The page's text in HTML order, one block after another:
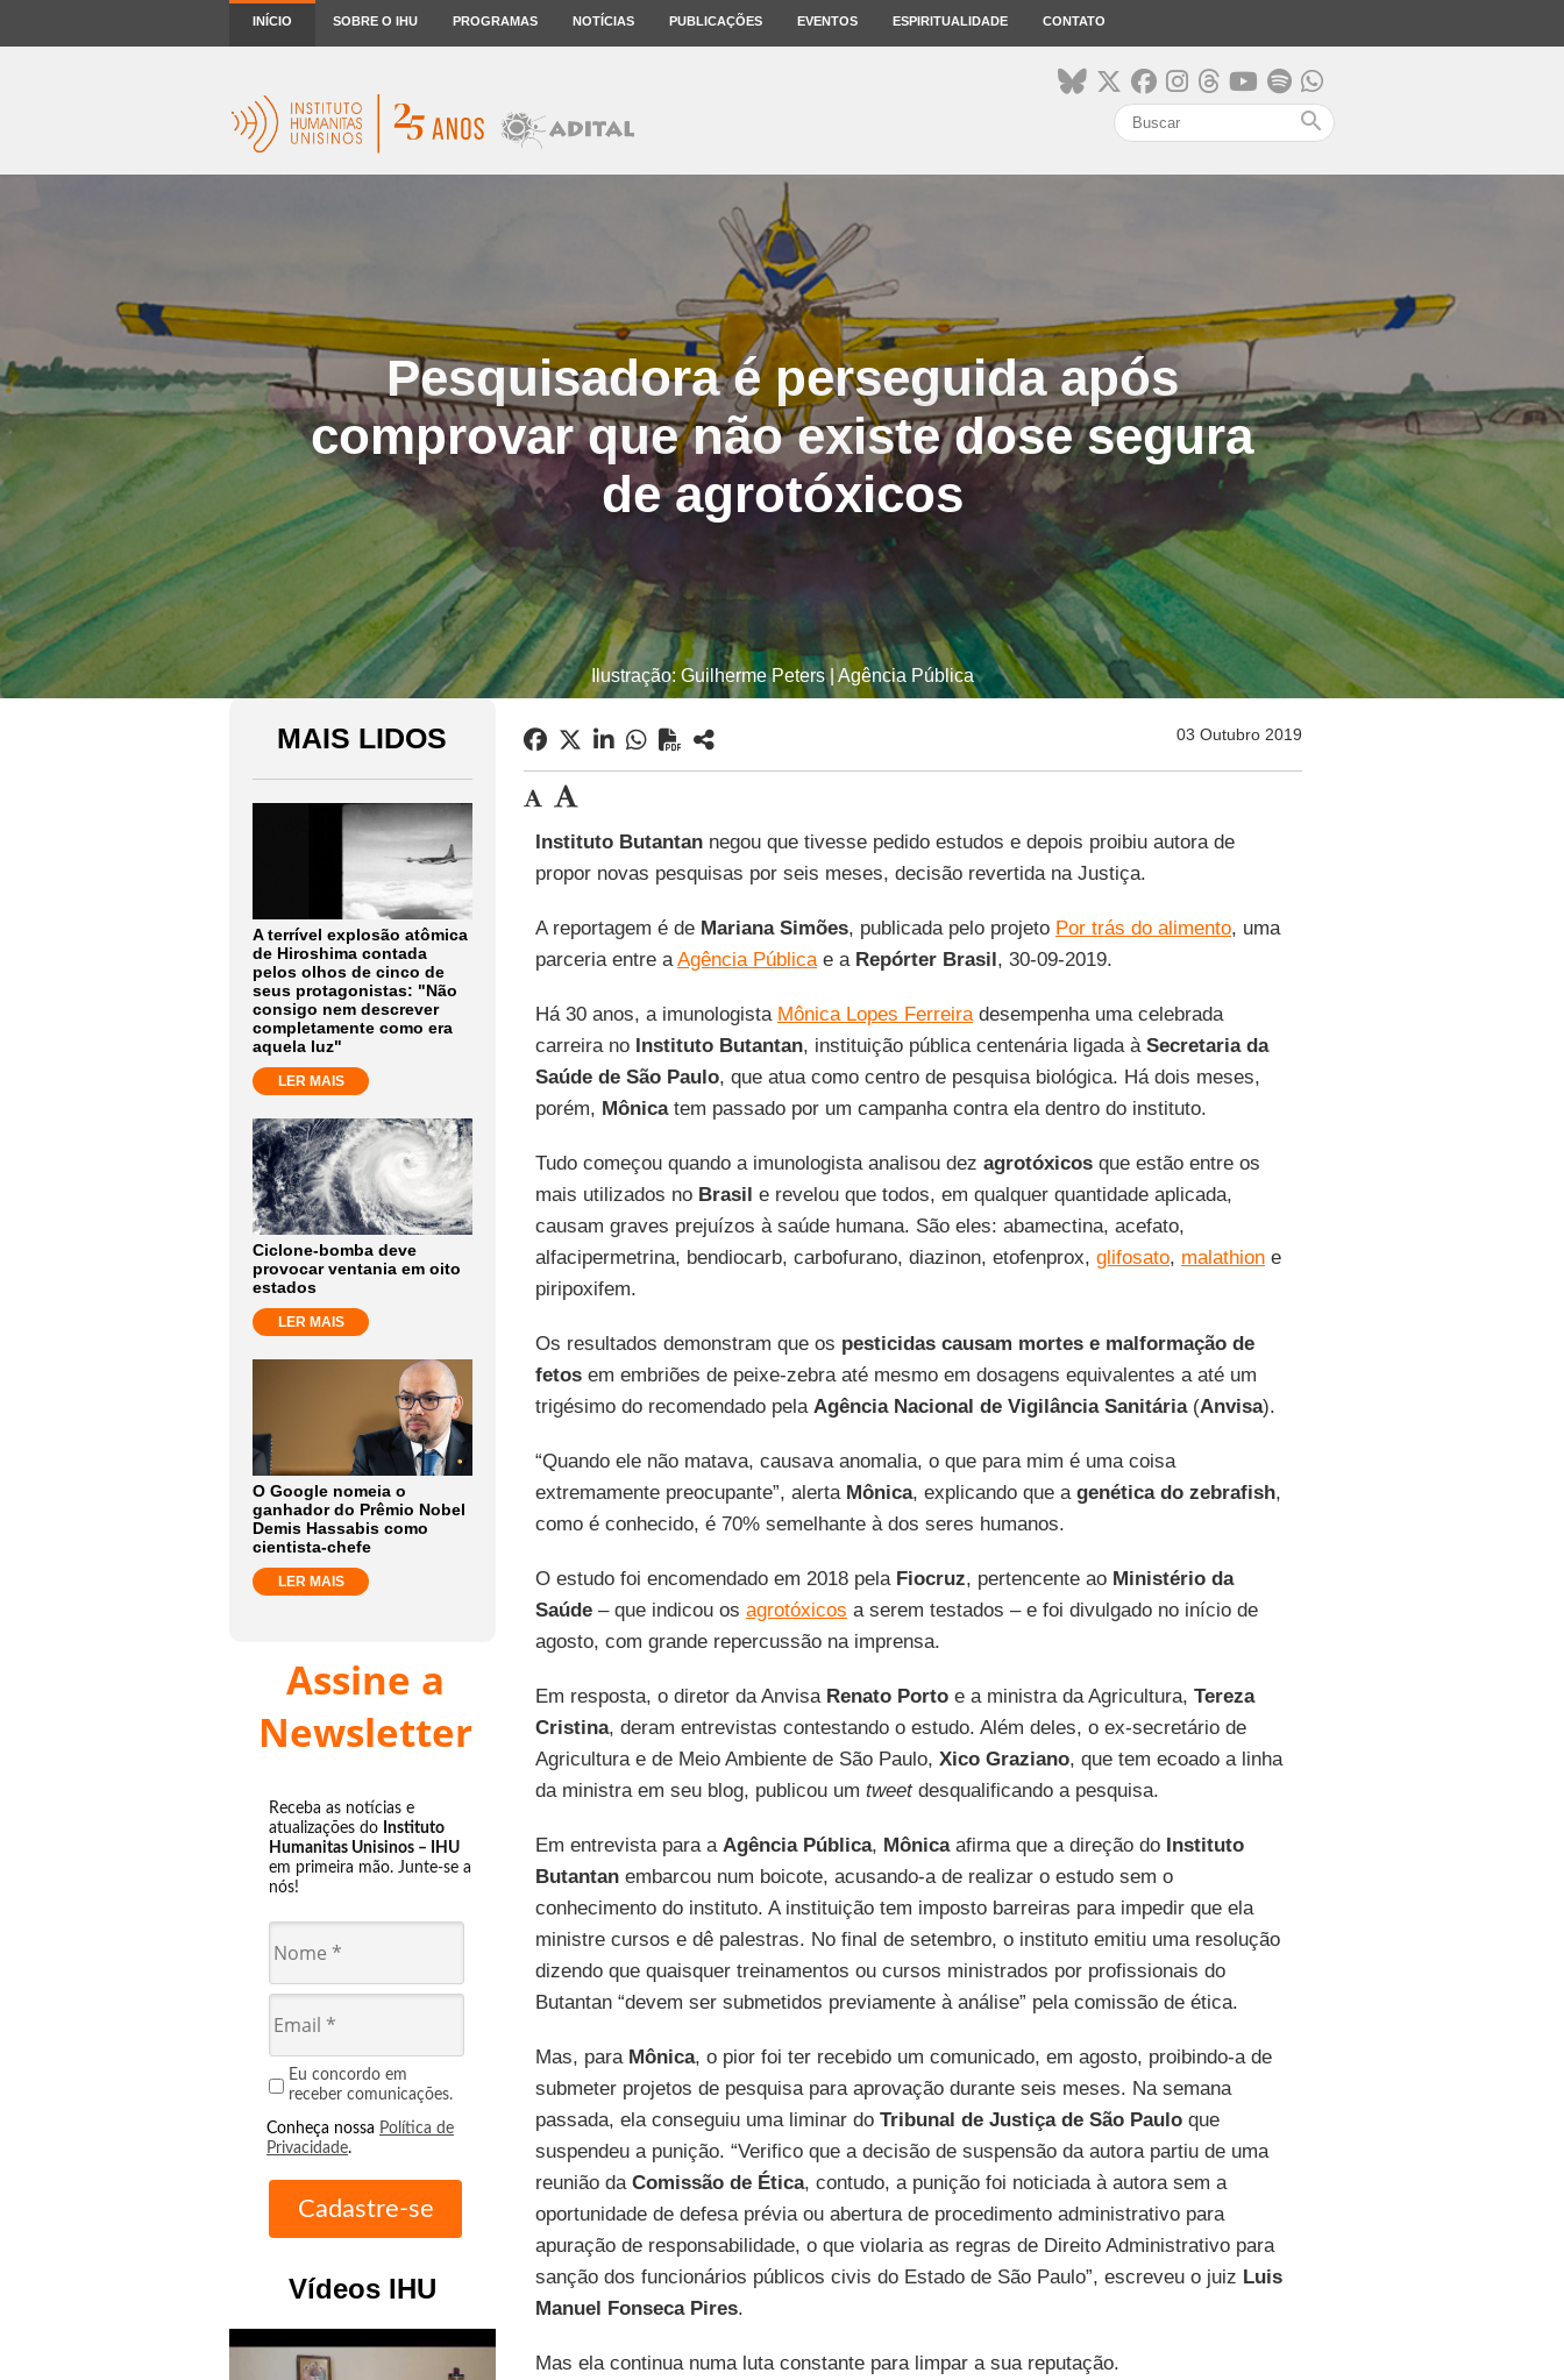
INÍCIO SOBRE O IHU PROGRAMAS NOTÍCIAS PUBLICAÇÕES EVENTOS ESPIRITUALIDADE CONTATO
search
Pesquisadora é perseguida após
comprovar que não existe dose segura
de agrotóxicos
Ilustração: Guilherme Peters | Agência Pública
MAIS LIDOS
A terrível explosão atômica
de Hiroshima contada
pelos olhos de cinco de
seus protagonistas: "Não
consigo nem descrever
completamente como era
aquela luz"
LER MAIS
Ciclone-bomba deve
provocar ventania em oito
estados
LER MAIS
O Google nomeia o
ganhador do Prêmio Nobel
Demis Hassabis como
cientista-chefe
LER MAIS
Assine a
Newsletter
Receba as notícias e
atualizações do Instituto
Humanitas Unisinos – IHU
em primeira mão. Junte-se a
nós!
Eu concordo em
receber comunicações.
Conheça nossa Política de
Privacidade.
Vídeos IHU
03 Outubro 2019
Instituto Butantannegou que tivesse pedido estudos e depois proibiu autora de
propor novas pesquisas por seis meses, decisão revertida na Justiça.
A reportagem é de Mariana Simões, publicada pelo projeto Por trás do alimento, uma
parceria entre aAgência Públicae a Repórter Brasil, 30-09-2019.
Há 30 anos, a imunologista Mônica Lopes Ferreiradesempenha uma celebrada
carreira no Instituto Butantan, instituição pública centenária ligada à Secretaria da
Saúde de São Paulo, que atua como centro de pesquisa biológica. Há dois meses,
porém, Mônicatem passado por um campanha contra ela dentro do instituto.
Tudo começou quando a imunologista analisou dez agrotóxicosque estão entre os
mais utilizados no Brasil e revelou que todos, em qualquer quantidade aplicada,
causam graves prejuízos à saúde humana. São eles: abamectina, acefato,
alfacipermetrina, bendiocarb, carbofurano, diazinon, etofenprox, glifosato, malathione
piripoxifem.
Os resultados demonstram que os pesticidas causam mortes e malformação de
fetosem embriões de peixe-zebra até mesmo em dosagens equivalentes a até um
trigésimo do recomendado pela Agência Nacional de Vigilância Sanitária(Anvisa).
“Quando ele não matava, causava anomalia, o que para mim é uma coisa
extremamente preocupante”, alerta Mônica, explicando que a genética do zebrafish,
como é conhecido, é 70% semelhante à dos seres humanos.
O estudo foi encomendado em 2018 pela Fiocruz, pertencente aoMinistério da
Saúde– que indicou os agrotóxicos a serem testados – e foi divulgado no início de
agosto, com grande repercussão na imprensa.
Em resposta, o diretor da Anvisa Renato Portoe a ministra da Agricultura, Tereza
Cristina, deram entrevistas contestando o estudo. Além deles, o ex-secretário de
Agricultura e de Meio Ambiente de São Paulo, Xico Graziano, que tem ecoado a linha
da ministra em seu blog, publicou um tweetdesqualificando a pesquisa.
Em entrevista para a Agência Pública, Mônicaafirma que a direção do Instituto
Butantanembarcou num boicote, acusando-a de realizar o estudo sem o
conhecimento do instituto. A instituição tem imposto barreiras para impedir que ela
ministre cursos e dê palestras. No final de setembro, o instituto emitiu uma resolução
dizendo que quaisquer treinamentos ou cursos ministrados por profissionais do
Butantan “devem ser submetidos previamente à análise” pela comissão de ética.
Mas, para Mônica, o pior foi ter recebido um comunicado, em agosto, proibindo-a de
submeter projetos de pesquisa para aprovação durante seis meses. Na semana
passada, ela conseguiu uma liminar do Tribunal de Justiça de São Pauloque
suspendeu a punição. “Verifico que a decisão de suspensão da autora partiu de uma
reunião daComissão de Ética, contudo, a punição foi noticiada à autora sem a
oportunidade de defesa prévia ou abertura de procedimento administrativo para
apuração de responsabilidade, o que violaria as regras de Direito Administrativo para
sanção dos funcionários públicos civis do Estado de São Paulo”, escreveu o juiz Luis
Manuel Fonseca Pires.
Mas ela continua numa luta constante para limpar a sua reputação.